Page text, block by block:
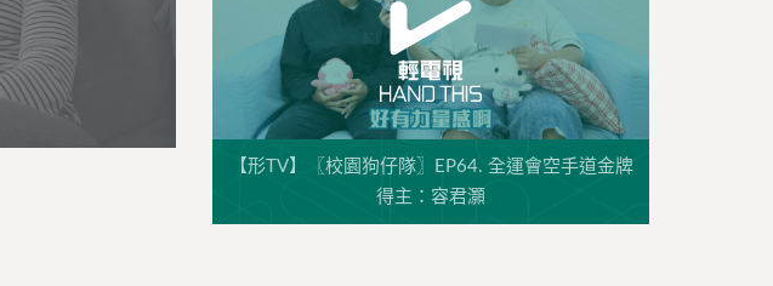
【形TV】〖校園狗仔隊〗EP64. 全運會空手道金牌
得主：容君灝